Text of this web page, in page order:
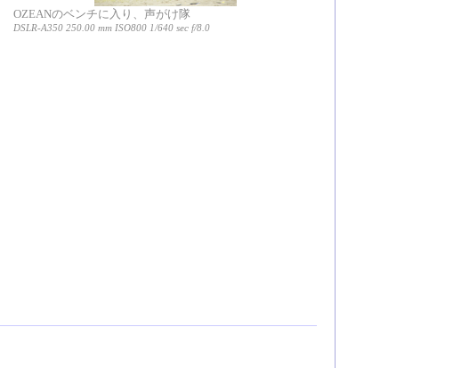
OZEANのベンチに入り、声がけ隊
DSLR-A350 250.00 mm ISO800 1/640 sec f/8.0